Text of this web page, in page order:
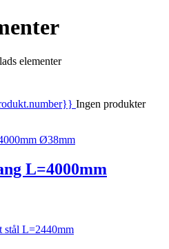
elementer
Ingen produkter
L=4000mm